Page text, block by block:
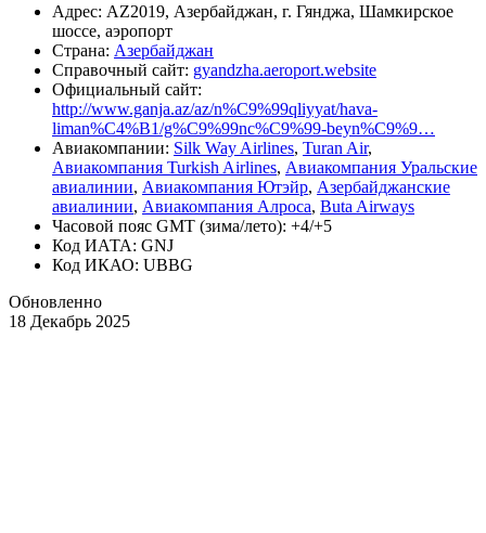
Адрес: AZ2019, Азербайджан, г. Гянджа, Шамкирское
шоссе, аэропорт
Страна: Азербайджан
Справочный сайт: gyandzha.aeroport.website
Официальный cайт:
http://www.ganja.az/az/n%C9%99qliyyat/hava-
liman%C4%B1/g%C9%99nc%C9%99-beyn%C9%9…
Авиакомпании: Silk Way Airlines, Turan Air,
Авиакомпания Turkish Airlines, Авиакомпания Уральские
авиалинии, Авиакомпания Ютэйр, Азербайджанские
авиалинии, Авиакомпания Алроса, Buta Airways
Часовой пояс GMT (зима/лето): +4/+5
Код ИАТА: GNJ
Код ИКАО: UBBG
Обновленно
18 Декабрь 2025